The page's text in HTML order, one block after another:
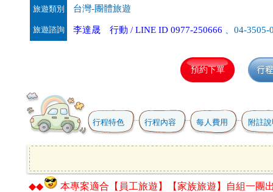
旅遊類別 台灣-團體旅遊
旅遊諮詢 李達晟 行動 / LINE ID 0977-250666 、04-3505-
行程特色 行程內容 每人費用 附註
◆◆ 本專案適合 【員工旅遊】【家族旅遊】自組一團